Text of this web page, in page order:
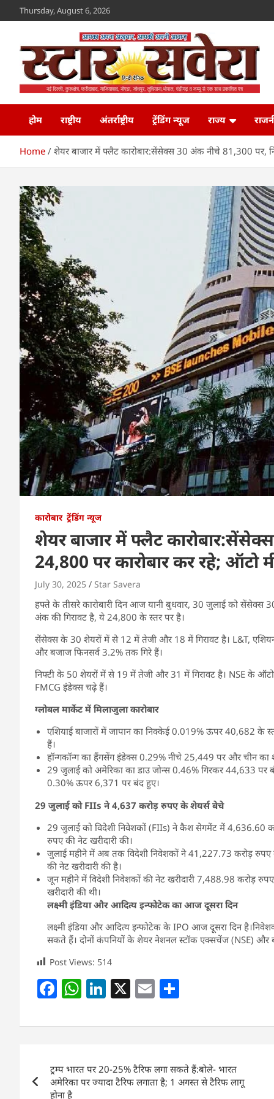
to
Thursday, August 6, 2026
Star Savera
होम
राष्ट्रीय अंतर्राष्ट्रीय ट्रेंडिंग न्यूज राज्य
Home शेयर बाजार में फ्लैट कारोबार:सेंसेक्स 30 अंक नीचे 81,300 पर,
कारोबार ट्रेंडिंग न्यूज
शेयर बाजार में फ्लैट
24,800 पर कारोबार कर रहे; ऑटो
July 30, 2025 Star Savera
हफ्ते के तीसरे कारोबारी दिन आज यानी बुधवार, 30 जुलाई को सेंसेक्स
अंक की गिरावट है, ये 24,800 के स्तर पर है।
सेंसेक्स के 30 शेयरों में से 12 में तेजी और 18 में गिरावट है। L&T,
और बजाज फिनसर्व 3.2% तक गिरे हैं।
निफ्टी के 50 शेयरों में से 19 में तेजी और 31 में गिरावट है। NSE के
FMCG इंडेक्स चढ़े हैं।
ग्लोबल मार्केट में मिलाजुला कारोबार
एशियाई बाजारों में जापान का निक्केई 0.019% ऊपर 40,682 के
हैं।
हॉन्गकॉन्ग का हैंगसेंग इंडेक्स 0.29% नीचे 25,449 पर और चीन
29 जुलाई को अमेरिका का डाउ जोन्स 0.46% गिरकर 44,633
0.30% ऊपर 6,371 पर बंद हुए।
29 जुलाई को FIIs ने 4,637 करोड़ रुपए के शेयर्स बेचे
29 जुलाई को विदेशी निवेशकों (FIIs) ने कैश सेगमेंट में 4,636.60
रुपए की नेट खरीदारी की।
जुलाई महीने में अब तक विदेशी निवेशकों ने 41,227.73 करोड़
की नेट खरीदारी की है।
जून महीने में विदेशी निवेशकों की नेट खरीदारी 7,488.98 करोड़
खरीदारी की थी।
लक्ष्मी इंडिया और आदित्य इन्फोटेक का आज दूसरा दिन
लक्ष्मी इंडिया और आदित्य इन्फोटेक के IPO आज दूसरा दिन है।
सकते हैं। दोनों कंपनियों के शेयर नेशनल स्टॉक एक्सचेंज (NSE) और
Post Views: 514
F
c
b
o
W
at
A
p
Li
k
dI
n
X E
ai ar
navigation
ट्रम्प भारत पर 20-25% टैरिफ लगा सकते हैं:बोले- भारत
अमेरिका पर ज्यादा टैरिफ लगाता है; 1 अगस्त से टैरिफ लागू
होना है